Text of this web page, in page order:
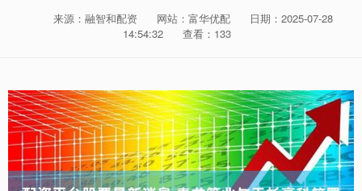
来源：融智和配资 网站：富华优配
日期：2025-07-28
14:54:32
查看：133